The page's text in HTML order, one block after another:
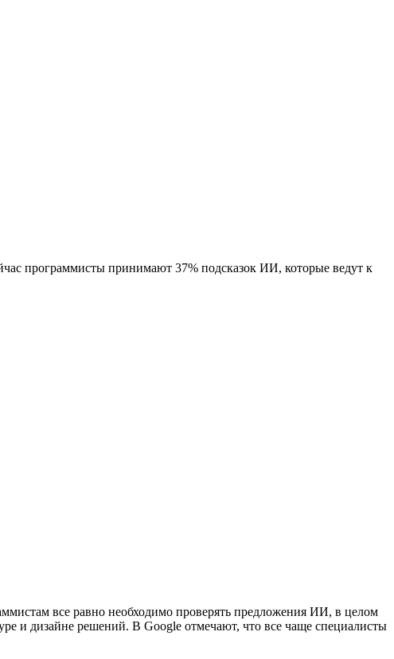
программисты принимают 37% подсказок ИИ, которые ведут к
все равно необходимо проверять предложения ИИ, в целом
и дизайне решений. В Google отмечают, что все чаще специалисты